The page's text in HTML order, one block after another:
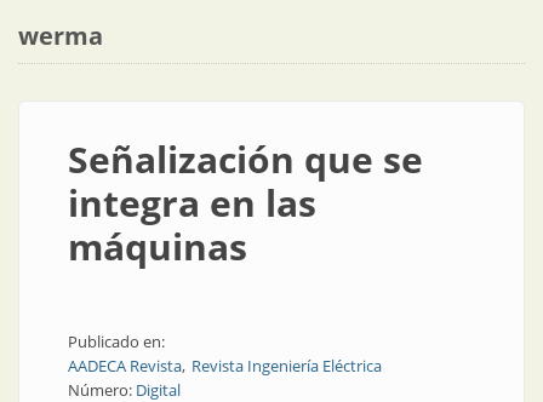
werma
Señalización que se
integra en las
máquinas
Publicado en:
AADECA Revista Revista Ingeniería Eléctrica
Número: Digital